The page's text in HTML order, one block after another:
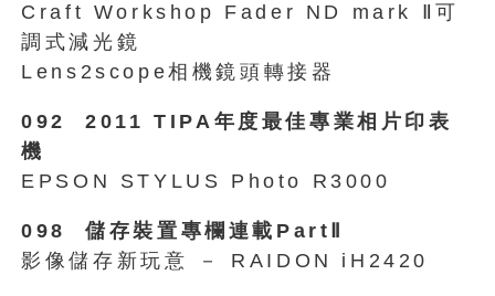
Craft Workshop Fader ND mark Ⅱ可
調式減光鏡
Lens2scope相機鏡頭轉接器
092 2011 TIPA年度最佳專業相片印表
機
EPSON STYLUS Photo R3000
098 儲存裝置專欄連載PartⅡ
影像儲存新玩意 － RAIDON iH2420